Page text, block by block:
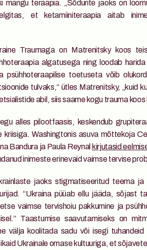
mängu teraapia. „Sõdurite jaoks on
et ketamiiniteraapia aitab
Traumaga on Matrenitsky koos
algatusega ning loodab
psühhoteraapilise toetuseta võib
tulvaks,“ ütles Matrenitsky, „kuid
abil, siis saame kogu trauma
alles pilootfaasis, keskendub
kriisiga. Washingtonis asuva mõttekoja
Bandura ja Paula Reynal kirjutasid
inimeste erinevaid vaimse tervise
jaoks stigmatiseeritud teema
“Ukraina püüab ellu jääda, sõjast
vaimse tervishoiu pakkumine ja
Taastumise saavutamiseks on
välja koolitada sadu või isegi
Ukrainale omase kultuuriga, et